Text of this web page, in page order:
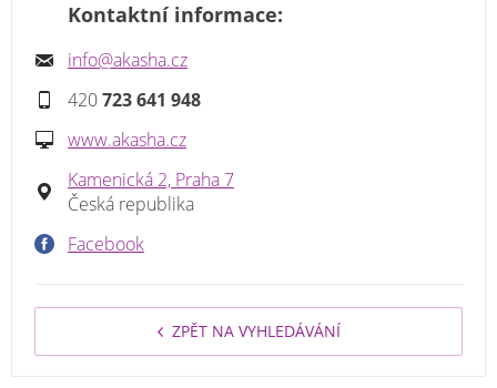
Kontaktní informace:
info@akasha.cz
420723 641 948
www.akasha.cz
Kamenická 2, Praha 7
Česká republika
Facebook
ZPĚT NA VYHLEDÁVÁNÍ